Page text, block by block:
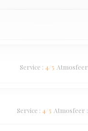
Service : 4/5 Atmosfeer
Service : 4/5 Atmosfeer :